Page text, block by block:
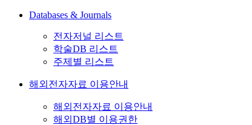
Databases & Journals
전자저널 리스트
학술DB 리스트
주제별 리스트
해외전자자료 이용안내
해외전자자료 이용안내
해외DB별 이용권한